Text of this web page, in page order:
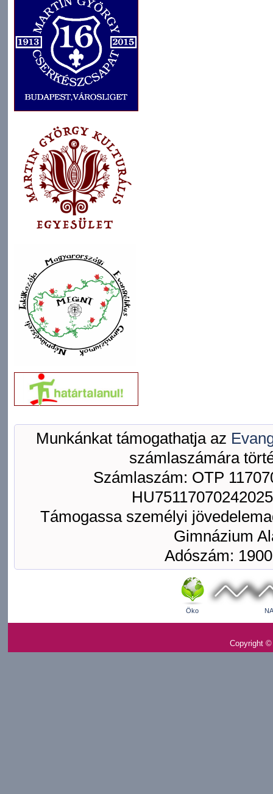
Munkánkat támogathatja az
számlaszámára
Számlaszám: OTP
Támogassa személyi
Gimnázium
Adószám:
Öko
Copyright